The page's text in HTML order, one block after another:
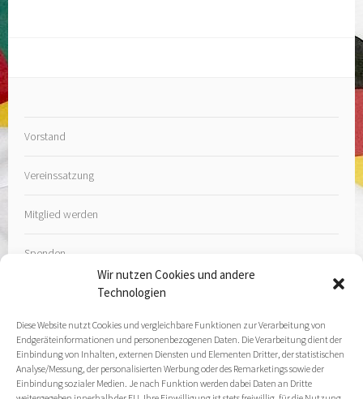
Wir nutzen Cookies und andere
Technologien
Diese Website nutzt Cookies und vergleichbare Funktionen zur Verarbeitung von
Endgeräteinformationen und personenbezogenen Daten. Die Verarbeitung dient der
Einbindung von Inhalten, externen Diensten und Elementen Dritter, der statistischen
Analyse/Messung, der personalisierten Werbung oder des Remarketings sowie der
Einbindung sozialer Medien. Je nach Funktion werden dabei Daten an Dritte
Vorstand
Vereinssatzung
Mitglied werden
Spenden
Kontakt
Impressum